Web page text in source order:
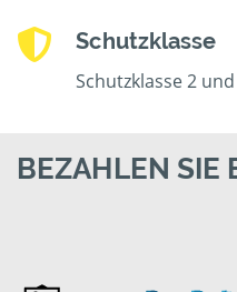
Schutzklasse
Schutzklasse 2
BEZAHLEN SIE